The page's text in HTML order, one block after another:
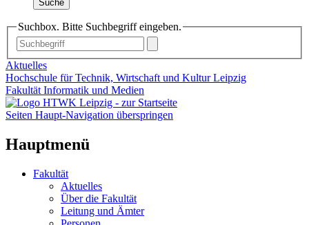
Suche
Suchbox. Bitte Suchbegriff eingeben.
Aktuelles
Hochschule für Technik, Wirtschaft und Kultur Leipzig
Fakultät Informatik und Medien
Seiten Haupt-Navigation überspringen
Hauptmenü
Fakultät
Aktuelles
Über die Fakultät
Leitung und Ämter